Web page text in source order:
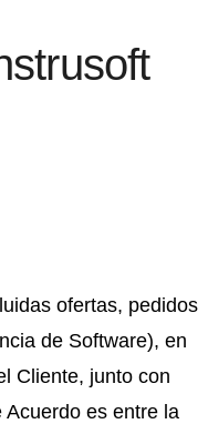
ofertas, pedidos
de Software), en
Cliente, junto con
Acuerdo es entre la